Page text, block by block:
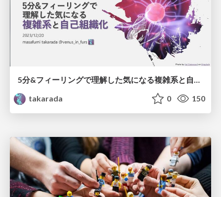
5分&フィーリングで理解した気になる複雑系と自己組織化/Understanding Complex Systems and Self-Organization in 5 Minutes
takarada
0 150